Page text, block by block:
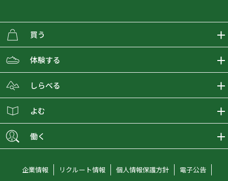
買う
ECMALLの商品をさがす
取り扱いブランド一覧
ショップブログ
会員募集
体験する
おとな女子登山部
グラビティリサーチ
しらべる
登山レポート
オンラインコンシェルジュ
よむ
働く
企業情報 リクルート情報 個人情報保護方針 電子公告